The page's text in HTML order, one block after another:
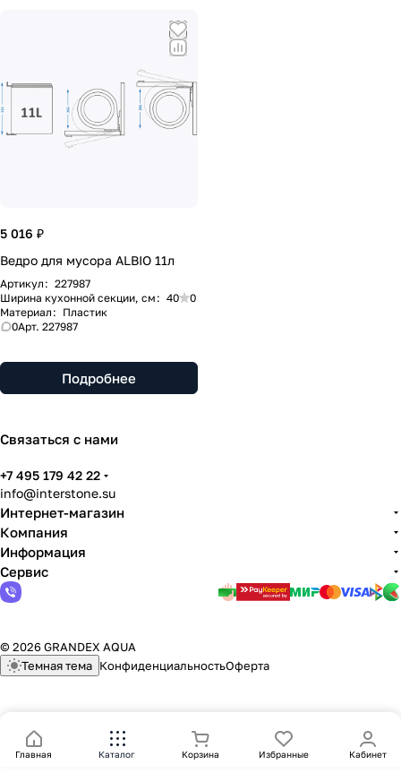
5 016 ₽
Ведро для мусора ALBIO 11л
0
0Арт. 227987
Артикул : 227987
Ширина кухонной секции, см : 40
Материал : Пластик
Подробнее
Связаться с нами
+7 495 179 42 22
info@interstone.su
Интернет-магазин
Компания
Информация
Сервис
© 2026 GRANDEX AQUA
Темная тема КонфиденциальностьОферта
Главная Каталог Корзина Избранные Кабинет